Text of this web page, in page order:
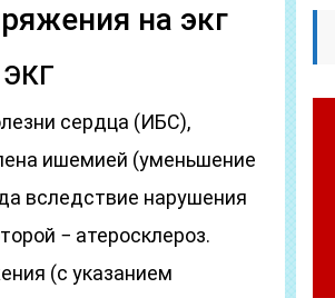
на экг
ЭКГ
сердца (ИБС),
ишемией (уменьшение
вследствие нарушения
− атеросклероз.
(с указанием